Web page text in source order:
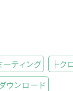
ーティング
├ク
ウンロード